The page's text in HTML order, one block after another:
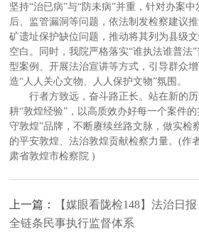
坚持“治已病”与“防未病”并重，针对办案
后、监管漏洞等问题，依法制发检察建议
矿遗址保护缺位问题，推动将其列为县级
空白。同时，我院严格落实“谁执法谁普法
型案例、开展法治宣讲等方式，引导群众
造“人人关心文物、人人保护文物”氛围。
行者方致远，奋斗路正长。站在新的
耕“敦煌经验”，以高质效办好每一个案件
守敦煌”品牌，不断赓续丝路文脉，做实检
的平安敦煌、法治敦煌贡献检察力量。(作
肃省敦煌市检察院 )
上一篇：
【媒眼看陇检148】法治日
全链条民事执行监督体系